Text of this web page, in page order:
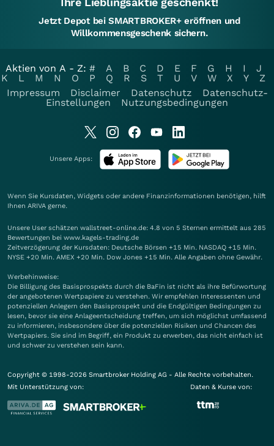
Jetzt Depot bei SMARTBROKER+ eröffnen und
Willkommensgeschenk sichern.
Aktien von A - Z: # A B C D E F G H I
J
K
L M N O P Q R S T U V W X Y
Z
Impressum
Disclaimer Datenschutz
Datenschutz-
Einstellungen
Nutzungsbedingungen
Unsere Apps:
Wenn Sie Kursdaten, Widgets oder andere Finanzinformationen benötigen, hilft
Ihnen ARIVA gerne.
Unsere User schätzen wallstreet-online.de: 4.8 von 5 Sternen ermittelt aus 285
Bewertungen bei www.kagels-trading.de
Zeitverzögerung der Kursdaten: Deutsche Börsen +15 Min. NASDAQ +15 Min.
NYSE +20 Min. AMEX +20 Min. Dow Jones +15 Min. Alle Angaben ohne Gewähr.
Werbehinweise:
Die Billigung des Basisprospekts durch die BaFin ist nicht als ihre Befürwortung
der angebotenen Wertpapiere zu verstehen. Wir empfehlen Interessenten und
potenziellen Anlegern den Basisprospekt und die Endgültigen Bedingungen zu
lesen, bevor sie eine Anlageentscheidung treffen, um sich möglichst umfassend
zu informieren, insbesondere über die potenziellen Risiken und Chancen des
Wertpapiers. Sie sind im Begriff, ein Produkt zu erwerben, das nicht einfach ist
und schwer zu verstehen sein kann.
Copyright © 1998-2026 Smartbroker Holding AG - Alle Rechte vorbehalten.
Mit Unterstützung von:
Daten & Kurse von: